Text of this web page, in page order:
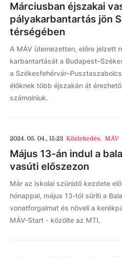
Márciusban éjszakai
pályakarbantartás jön
térségében
A MÁV ütemezetten, előre jelzett
karbantartását a
a
élőknek több éjszakán át
számolniuk.
2024. 05. 04., 15:23 Közlekedés, MÁV
Május 13-án indul a
vasúti előszezon
Már az iskolai szünidő kezdete
hónappal, május 13-tól sűríti a
vonatforgalmat és növeli a
MÁV-Start - közölte az MTI.